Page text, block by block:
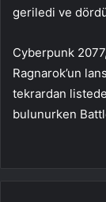
geriledi ve
Cyberpunk
Ragnarok’un
tekrardan
bulunurken